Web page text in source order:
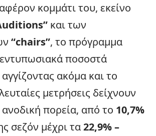
κομμάτι του, εκείνο
και των
“chairs”, το πρόγραμμα
ποσοστά
ακόμα και το
μετρήσεις δείχνουν
πορεία, από το 10,7%
σεζόν μέχρι τα22,9% –